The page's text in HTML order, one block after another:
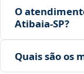
O
Atibaia‑SP?
Quais são os